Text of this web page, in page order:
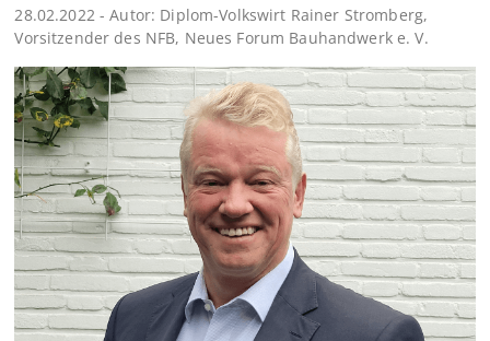
28.02.2022 - Autor: Diplom-Volkswirt Rainer Stromberg,
Vorsitzender des NFB, Neues Forum Bauhandwerk e. V.